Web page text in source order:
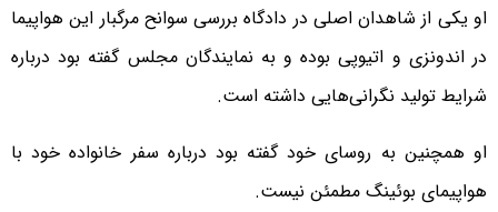
او یکی از شاهدان اصلی در دادگاه بررسی سوانح مرگبار این هواپیما
در اندونزی و اتیوپی بوده و به نمایندگان مجلس گفته بود درباره
شرایط تولید نگرانی‌هایی داشته است.
او همچنین به روسای خود گفته بود درباره سفر خانواده خود با
هواپیمای بوئینگ مطمئن نیست.